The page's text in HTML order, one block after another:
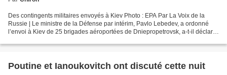
Des contingents militaires envoyés à Kiev Photo : EPA Par La Voix de la
Russie | Le ministre de la Défense par intérim, Pavlo Lebedev, a ordonné
l’envoi à Kiev de 25 brigades aéroportées de Dniepropetrovsk, a-t-il déclaré
Poutine et Ianoukovitch ont discuté cette nuit